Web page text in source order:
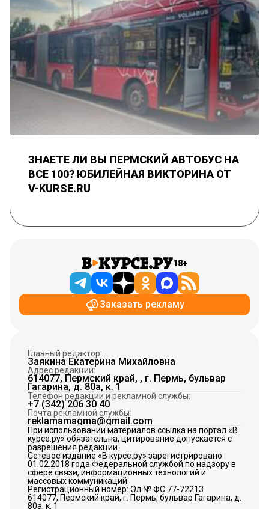
ЗНАЕТЕ ЛИ ВЫ ПЕРМСКИЙ АВТОБУС НА
ВСЕ 100? ЮБИЛЕЙНАЯ ВИКТОРИНА ОТ
V-KURSE.RU
18+
Заказать рекламу
Главный редактор:
Заякина Екатерина Михайловна
Адрес редакции:
614077, Пермский край, , г. Пермь, бульвар
Гагарина, д. 80а, к. 1
Телефон редакции и рекламной службы:
+7 (342) 206 30 40
Почта рекламной службы:
reklamamagma@gmail.com
При использовании материалов ссылка на портал «В
курсе.ру» обязательна, цитирование допускается с
разрешения редакции.
Сетевое издание «В курсе.ру» зарегистрировано
01.02.2018 года Федеральной службой по надзору в
сфере связи, информационных технологий и
массовых коммуникаций.
Регистрационный номер: Эл № ФС 77-72213
614077, Пермский край, г. Пермь, бульвар Гагарина, д.
80а, к. 1